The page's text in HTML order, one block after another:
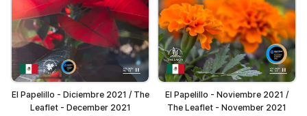
El Papelillo - Diciembre 2021 / The
Leaflet - December 2021
El Papelillo - Noviembre 2021 /
The Leaflet - November 2021